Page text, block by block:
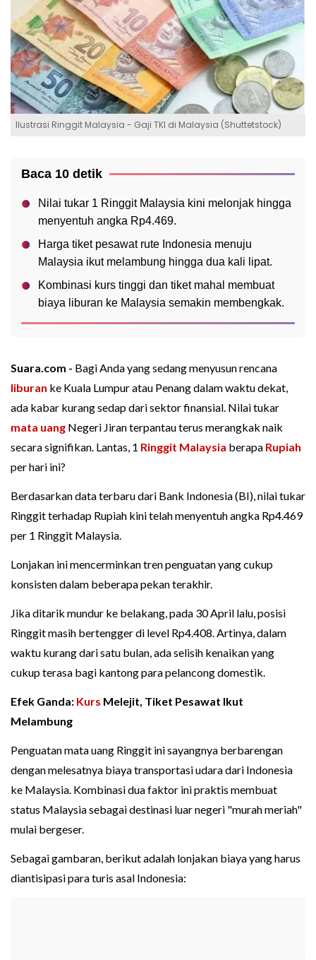
Ilustrasi Ringgit Malaysia - Gaji TKI di Malaysia (Shuttetstock)
Baca 10 detik
Nilai tukar 1 Ringgit Malaysia kini melonjak hingga
menyentuh angka Rp4.469.
Harga tiket pesawat rute Indonesia menuju
Malaysia ikut melambung hingga dua kali lipat.
Kombinasi kurs tinggi dan tiket mahal membuat
biaya liburan ke Malaysia semakin membengkak.
Suara.com - Bagi Anda yang sedang menyusun rencana
liburan ke Kuala Lumpur atau Penang dalam waktu dekat,
ada kabar kurang sedap dari sektor finansial. Nilai tukar
mata uang Negeri Jiran terpantau terus merangkak naik
secara signifikan. Lantas, 1 Ringgit Malaysia berapa Rupiah
per hari ini?
Berdasarkan data terbaru dari Bank Indonesia (BI), nilai tukar
Ringgit terhadap Rupiah kini telah menyentuh angka Rp4.469
per 1 Ringgit Malaysia.
Lonjakan ini mencerminkan tren penguatan yang cukup
konsisten dalam beberapa pekan terakhir.
Jika ditarik mundur ke belakang, pada 30 April lalu, posisi
Ringgit masih bertengger di level Rp4.408. Artinya, dalam
waktu kurang dari satu bulan, ada selisih kenaikan yang
cukup terasa bagi kantong para pelancong domestik.
Efek Ganda: Kurs Melejit, Tiket Pesawat Ikut
Melambung
Penguatan mata uang Ringgit ini sayangnya berbarengan
dengan melesatnya biaya transportasi udara dari Indonesia
ke Malaysia. Kombinasi dua faktor ini praktis membuat
status Malaysia sebagai destinasi luar negeri "murah meriah"
mulai bergeser.
Sebagai gambaran, berikut adalah lonjakan biaya yang harus
diantisipasi para turis asal Indonesia: